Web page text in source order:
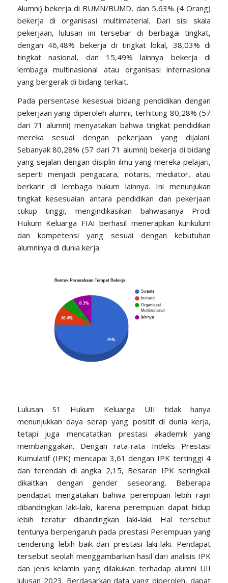
Alumni) bekerja di BUMN/BUMD, dan 5,63% (4 Orang)
bekerja di organisasi multimaterial. Dari sisi skala
pekerjaan, lulusan ini tersebar di berbagai tingkat,
dengan 46,48% bekerja di tingkat lokal, 38,03% di
tingkat nasional, dan 15,49% lainnya bekerja di
lembaga multinasional atau organisasi internasional
yang bergerak di bidang terkait.
Pada persentase kesesuai bidang pendidikan dengan
pekerjaan yang diperoleh alumni, terhitung 80,28% (57
dari 71 alumni) menyatakan bahwa tingkat pendidikan
mereka sesuai dengan pekerjaan yang dijalani.
Sebanyak 80,28% (57 dari 71 alumni) bekerja di bidang
yang sejalan dengan disiplin ilmu yang mereka pelajari,
seperti menjadi pengacara, notaris, mediator, atau
berkarir di lembaga hukum lainnya. Ini menunjukan
tingkat kesesuaian antara pendidikan dan pekerjaan
cukup tinggi, mengindikasikan bahwasanya Prodi
Hukum Keluarga FIAI berhasil menerapkan kurikulum
dan kompetensi yang sesuai dengan kebutuhan
alumninya di dunia kerja.
Lulusan S1 Hukum Keluarga UII tidak hanya
menunjukkan daya serap yang positif di dunia kerja,
tetapi juga mencatatkan prestasi akademik yang
membanggakan. Dengan rata-rata Indeks Prestasi
Kumulatif (IPK) mencapai 3,61 dengan IPK tertinggi 4
dan terendah di angka 2,15, Besaran IPK seringkali
dikaitkan dengan gender seseorang. Beberapa
pendapat mengatakan bahwa perempuan lebih rajin
dibandingkan laki-laki, karena perempuan dapat hidup
lebih teratur dibandingkan laki-laki. Hal tersebut
tentunya berpengaruh pada prestasi Perempuan yang
cenderung lebih baik dari prestasi laki-laki. Pendapat
tersebut seolah menggambarkan hasil dari analisis IPK
dan jenis kelamin yang dilakukan terhadap alumni UII
lulusan 2023. Berdasarkan data yang diperoleh, dapat